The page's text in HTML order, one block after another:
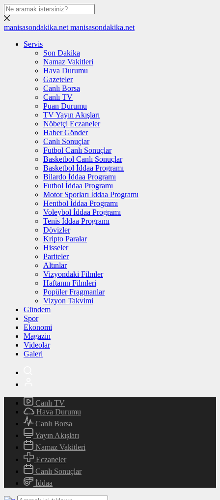
manisasondakika.net manisasondakika.net
Servis
Son Dakika
Namaz Vakitleri
Hava Durumu
Gazeteler
Canlı Borsa
Canlı TV
Puan Durumu
TV Yayın Akışları
Nöbetçi Eczaneler
Haber Gönder
Canlı Sonuçlar
Futbol Canlı Sonuçlar
Basketbol Canlı Sonuçlar
Basketbol İddaa Programı
Bilardo İddaa Programı
Futbol İddaa Programı
Motor Sporları İddaa Programı
Hentbol İddaa Programı
Voleybol İddaa Programı
Tenis İddaa Programı
Dövizler
Kripto Paralar
Hisseler
Pariteler
Altınlar
Vizyondaki Filmler
Haftanın Filmleri
Popüler Fragmanlar
Vizyon Takvimi
Gündem
Spor
Ekonomi
Magazin
Videolar
Galeri
Canlı TV
Hava Durumu
Canlı Borsa
Yayın Akışları
Namaz Vakitleri
Eczaneler
Canlı Sonuçlar
İddaa